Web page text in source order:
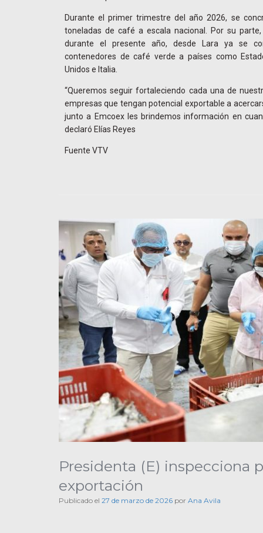
Durante el primer trimestre del año 2026, se
toneladas de café a escala nacional. Por su
durante el presente año, desde Lara ya se
contenedores de café verde a países como
Unidos e Italia.
“Queremos seguir fortaleciendo cada una de
empresas que tengan potencial exportable a
junto a Emcoex les brindemos información en
declaró Elías Reyes
Fuente VTV
Presidenta (E) inspecciona
exportación
Publicado el 27 de marzo de 2026 por Ana Avila